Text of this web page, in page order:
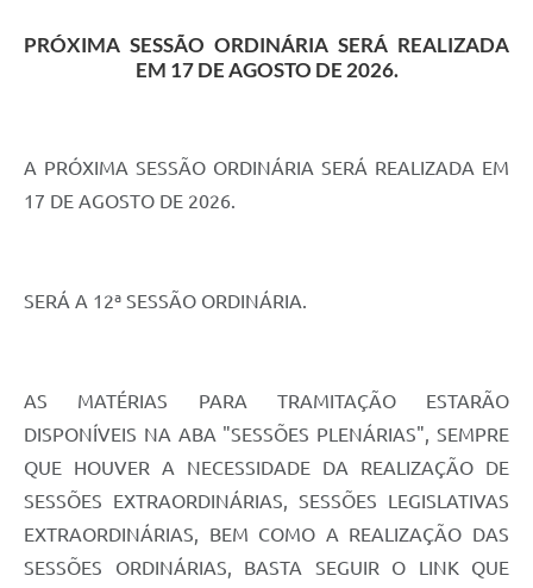
PRÓXIMA SESSÃO ORDINÁRIA SERÁ REALIZADA
EM 17 DE AGOSTO DE 2026.
A PRÓXIMA SESSÃO ORDINÁRIA SERÁ REALIZADA EM
17 DE AGOSTO DE 2026.
SERÁ A 12ª SESSÃO ORDINÁRIA.
AS MATÉRIAS PARA TRAMITAÇÃO ESTARÃO
DISPONÍVEIS NA ABA "SESSÕES PLENÁRIAS", SEMPRE
QUE HOUVER A NECESSIDADE DA REALIZAÇÃO DE
SESSÕES EXTRAORDINÁRIAS, SESSÕES LEGISLATIVAS
EXTRAORDINÁRIAS, BEM COMO A REALIZAÇÃO DAS
SESSÕES ORDINÁRIAS, BASTA SEGUIR O LINK QUE